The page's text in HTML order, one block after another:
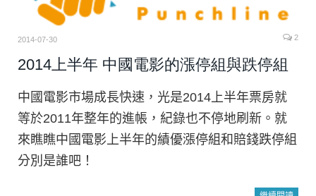
2014-07-30 2
2014上半年 中國電影的漲停組與跌停組
中國電影市場成長快速，光是2014上半年票房就
等於2011年整年的進帳，紀錄也不停地刷新。就
來瞧瞧中國電影上半年的績優漲停組和賠錢跌停組
分別是誰吧！